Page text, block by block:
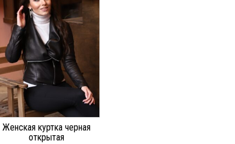
Женская куртка черная
открытая